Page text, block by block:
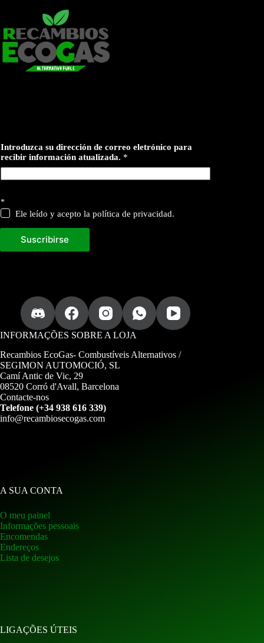
Introduzca su dirección de correo eletrónico para
recibir información atualizada. *
o
p
*
Ele leído y acepto la política de privacidad.
Suscribirse
INFORMAÇÕES SOBRE A LOJA
Recambios EcoGas- Combustíveis Alternativos /
SEGIMON AUTOMOCIÓ, SL
Camí Antic de Vic, 29
08520 Corró d'Avall, Barcelona
Contacte-nos
Telefone (+34 938 616 339)
info@recambiosecogas.com
A SUA CONTA
O meu painel
Informações pessoais
Encomendas
Endereços
Lista de desejos
LIGAÇÕES ÚTEIS